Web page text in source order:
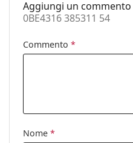
pulizia:
Sì
Altro
Aggiungi un
0BE4316 385311 54
Commento *
Nome *